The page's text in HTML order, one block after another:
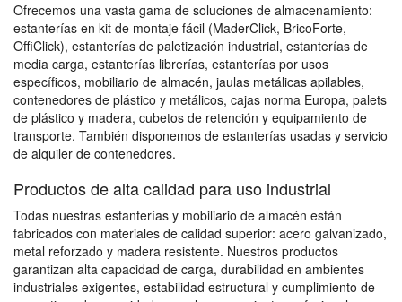
Ofrecemos una vasta gama de soluciones de almacenamiento:
estanterías en kit de montaje fácil (MaderClick, BricoForte,
OffiClick), estanterías de paletización industrial, estanterías de
media carga, estanterías librerías, estanterías por usos
específicos, mobiliario de almacén, jaulas metálicas apilables,
contenedores de plástico y metálicos, cajas norma Europa, palets
de plástico y madera, cubetos de retención y equipamiento de
transporte. También disponemos de estanterías usadas y servicio
de alquiler de contenedores.
Productos de alta calidad para uso industrial
Todas nuestras estanterías y mobiliario de almacén están
fabricados con materiales de calidad superior: acero galvanizado,
metal reforzado y madera resistente. Nuestros productos
garantizan alta capacidad de carga, durabilidad en ambientes
industriales exigentes, estabilidad estructural y cumplimiento de